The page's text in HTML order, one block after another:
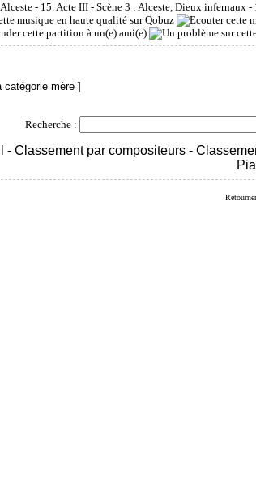
- 15. Acte III - Scène 3 : Alceste, Dieux infernaux -
catégorie mère ]
Recherche :
- Classement par compositeurs -